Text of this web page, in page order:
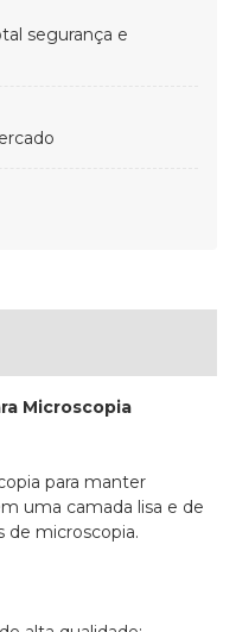
segurança e
Microscopia
para manter
uma camada lisa e de
de microscopia.